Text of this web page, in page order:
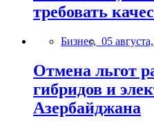
требовать
Бизнес, 05
Отмена льгот
гибридов и
Азербайджана